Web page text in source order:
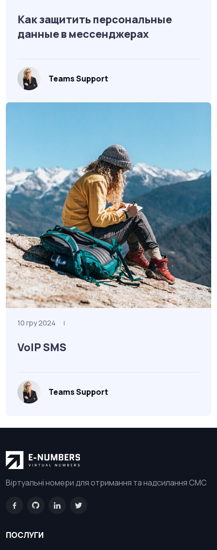
Как защитить персональные
данные в мессенджерах
Teams Support
10 гру 2024 |
VoIP SMS
Teams Support
Віртуальні номери для отримання та надсилання СМС
ПОСЛУГИ